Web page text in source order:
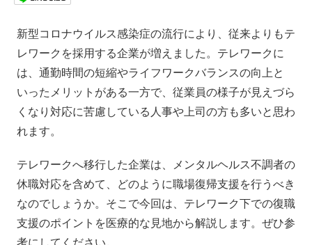
新型コロナウイルス感染症の流行により、従来よりもテ
レワークを採用する企業が増えました。テレワークに
は、通勤時間の短縮やライフワークバランスの向上と
いったメリットがある一方で、従業員の様子が見えづら
くなり対応に苦慮している人事や上司の方も多いと思わ
れます。
テレワークへ移行した企業は、メンタルヘルス不調者の
休職対応を含めて、どのように職場復帰支援を行うべき
なのでしょうか。そこで今回は、テレワーク下での復職
支援のポイントを医療的な見地から解説します。ぜひ参
考にしてください。